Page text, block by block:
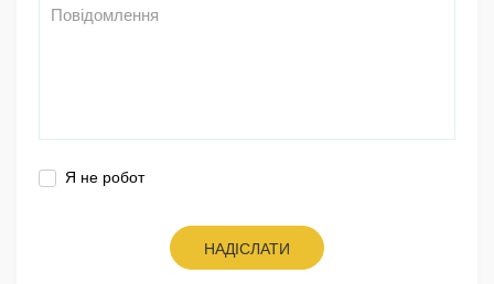
Я не робот
НАДІСЛАТИ